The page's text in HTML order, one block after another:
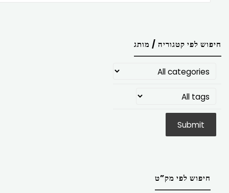
חיפוש לפי קטגוריה / מותג
חיפוש לפי מק”ט